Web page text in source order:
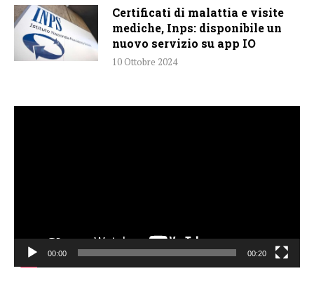
Certificati di malattia e visite
mediche, Inps: disponibile un
nuovo servizio su app IO
10 Ottobre 2024
00:00 00:20